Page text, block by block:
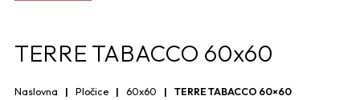
TERRE TABACCO 60x60
Naslovna Pločice 60x60 TERRE TABACCO 60×60